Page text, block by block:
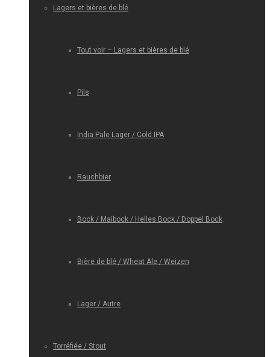
Lagers et bières de blé
Tout voir – Lagers et bières de blé
Pils
India Pale Lager / Cold IPA
Rauchbier
Bock / Maibock / Helles Bock / Doppel Bock
Bière de blé / Wheat Ale / Weizen
Lager / Autre
Torréfiée / Stout